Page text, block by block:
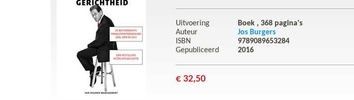
Uitvoering Boek , 368 pagina's
Auteur
Jos Burgers
ISBN
9789089653284
Gepubliceerd
2016
€ 32,50